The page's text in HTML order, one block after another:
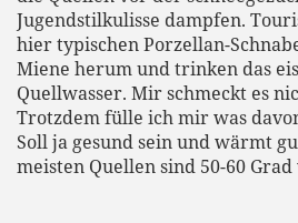
Jugendstilkulisse dampfen.
hier typischen Porzellan-
Miene herum und trinken das
Quellwasser. Mir schmeckt es
Trotzdem fülle ich mir was
Soll ja gesund sein und wärmt
meisten Quellen sind 50-60